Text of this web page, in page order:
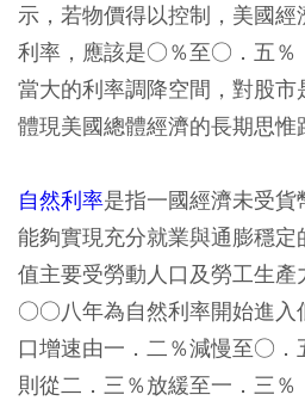
示，若物價得以控制，美國
利率，應該是○％至○．五％
當大的利率調降空間，對股市
體現美國總體經濟的長期思惟
自然利率是指一國經濟未受貨
能夠實現充分就業與通膨穩
值主要受勞動人口及勞工生
○○八年為自然利率開始進入
口增速由一．二％減慢至○．
則從二．三％放緩至一．三